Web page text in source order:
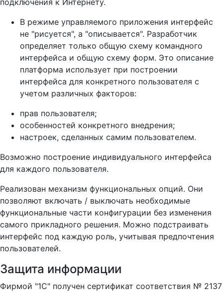
подключения к Интернету.
В режиме управляемого приложения интерфейс
не "рисуется", а "описывается". Разработчик
определяет только общую схему командного
интерфейса и общую схему форм. Это описание
платформа использует при построении
интерфейса для конкретного пользователя с
учетом различных факторов:
прав пользователя;
особенностей конкретного внедрения;
настроек, сделанных самим пользователем.
Возможно построение индивидуального интерфейса
для каждого пользователя.
Реализован механизм функциональных опций. Они
позволяют включать / выключать необходимые
функциональные части конфигурации без изменения
самого прикладного решения. Можно подстраивать
интерфейс под каждую роль, учитывая предпочтения
пользователей.
Защита информации
Фирмой "1С" получен сертификат соответствия № 2137